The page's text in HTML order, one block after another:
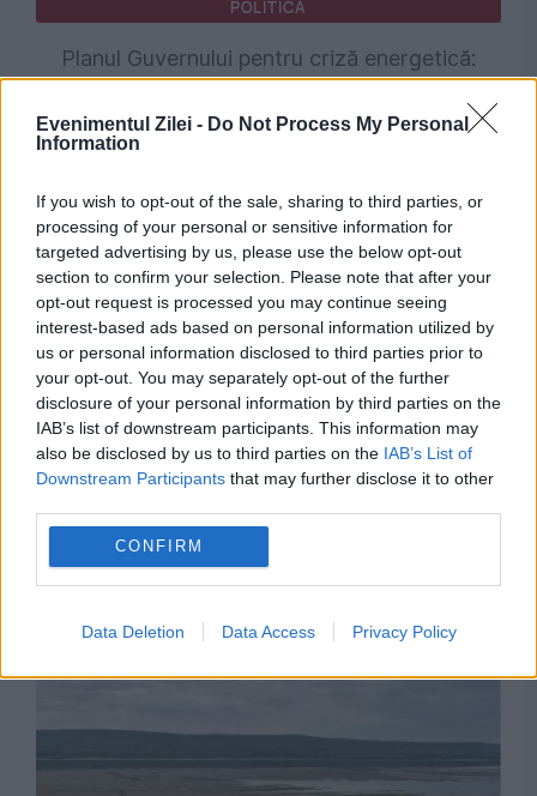
Evenimentul Zilei - Do Not Process My Personal
Information
If you wish to opt-out of the sale, sharing to third parties, or
processing of your personal or sensitive information for
targeted advertising by us, please use the below opt-out
section to confirm your selection. Please note that after your
opt-out request is processed you may continue seeing
interest-based ads based on personal information utilized by
us or personal information disclosed to third parties prior to
your opt-out. You may separately opt-out of the further
disclosure of your personal information by third parties on the
IAB’s list of downstream participants. This information may
also be disclosed by us to third parties on the IAB’s List of
Downstream Participants that may further disclose it to other
CONFIRM
Data Deletion Data Access Privacy Policy
POLITICA
Planul Guvernului pentru criză energetică:
Restricții de consum pentru marii consumatori
industriali. Ce se întâmplă cu populația și
POLITICA
Sorin Grindeanu: Parlamentul a evitat
pierderea a 5,8 miliarde de euro din PNRR și a
deblocat 16,7 miliarde din SAFE